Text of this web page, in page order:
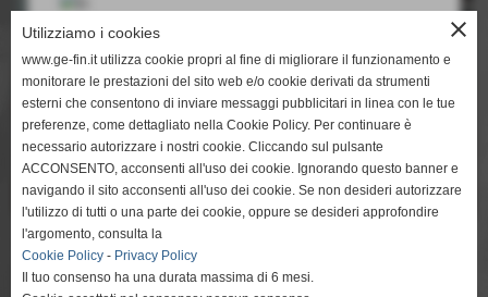
" Il cuore di un omo è molto simile al mare, ha le sue
tempeste, le sue maree e nelle sue profondità ha
resta su italiano
go to english
https://www.eng.ge-fin.it
close
Utilizziamo i cookies
www.ge-fin.it utilizza cookie propri al fine di migliorare il funzionamento e
monitorare le prestazioni del sito web e/o cookie derivati da strumenti
esterni che consentono di inviare messaggi pubblicitari in linea con le tue
preferenze, come dettagliato nella Cookie Policy. Per continuare è
necessario autorizzare i nostri cookie. Cliccando sul pulsante
ACCONSENTO, acconsenti all'uso dei cookie. Ignorando questo banner e
navigando il sito acconsenti all'uso dei cookie. Se non desideri autorizzare
l'utilizzo di tutti o una parte dei cookie, oppure se desideri approfondire
l'argomento, consulta la
Cookie Policy - Privacy Policy
Il tuo consenso ha una durata massima di 6 mesi.